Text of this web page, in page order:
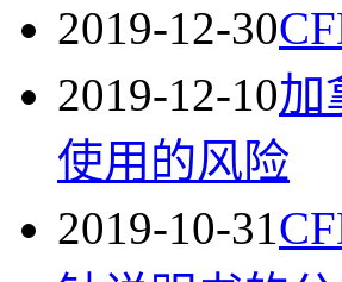
2019-12-30
2019-12-10加
使用的风险
2019-10-31